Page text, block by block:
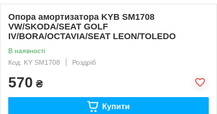
Опора амортизатора KYB SM1708
VW/SKODA/SEAT GOLF
IV/BORA/OCTAVIA/SEAT LEON/TOLEDO
В наявності
Код: KY SM1708
Роздріб
570 ₴
Купити